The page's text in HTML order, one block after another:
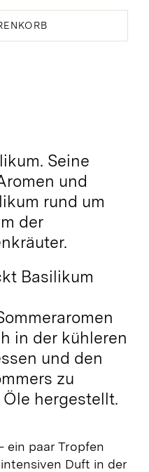
Seine
und
rund um
der
Basilikum
in der kühleren
und den
zu
hergestellt.
ein paar Tropfen
Duft in der